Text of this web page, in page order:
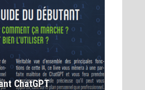
ChatGPT